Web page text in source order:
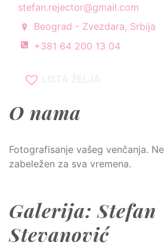
stefan.rejector@gmail.com
Beograd - Zvezdara, Srbija
+381 64 200 13 04
O nama
Fotografisanje vašeg venčanja.
zabeležen za sva vremena.
Galerija: Stefan
Stevanović